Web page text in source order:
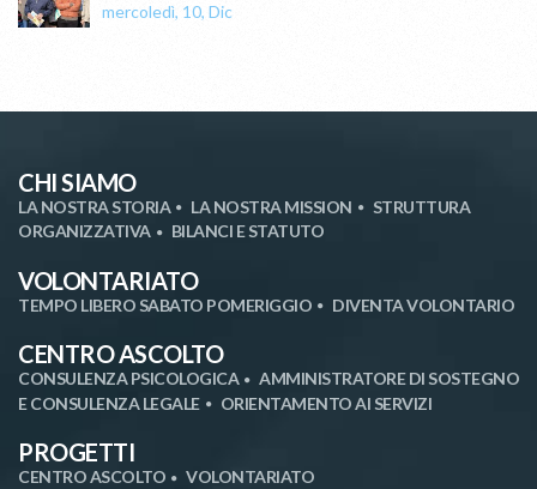
mercoledì, 10, Dic
CHI SIAMO
LA NOSTRA STORIA LA NOSTRA MISSION
STRUTTURA
ORGANIZZATIVA
BILANCI E STATUTO
VOLONTARIATO
TEMPO LIBERO SABATO POMERIGGIO DIVENTA VOLONTARIO
CENTRO ASCOLTO
CONSULENZA PSICOLOGICA
AMMINISTRATORE DI SOSTEGNO
E CONSULENZA LEGALE
ORIENTAMENTO AI SERVIZI
PROGETTI
CENTRO ASCOLTO VOLONTARIATO